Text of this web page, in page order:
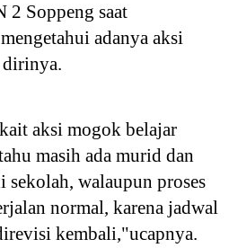
2 Soppeng saat
adanya aksi
dirinya.
aksi mogok belajar
masih ada murid dan
sekolah, walaupun proses
normal, karena jadwal
kembali,"ucapnya.